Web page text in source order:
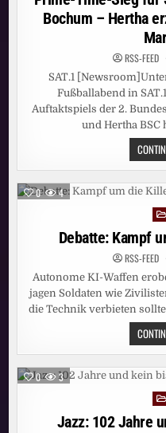
Bochum – Hertha
RSS-FEED
SAT.1
Fußballabend in
Auftaktspiels der 2.
und Hertha BSC
0 4
in
Debatte: Kampf
RSS-FEED
Autonome KI-Waffen
jagen Soldaten wie
die Technik verbieten
0 3
Jazz: 102 Jahre